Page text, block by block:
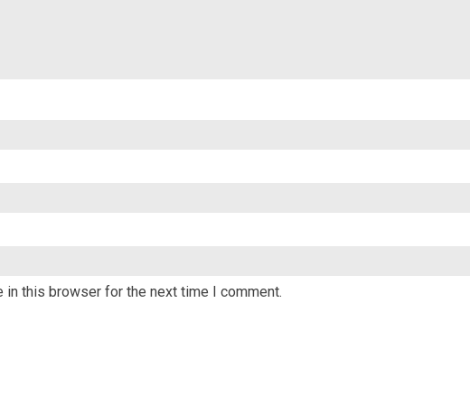
in this browser for the next time I comment.